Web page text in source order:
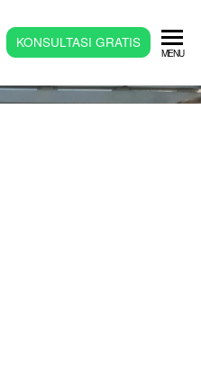
KONSULTASI GRATIS
MENU